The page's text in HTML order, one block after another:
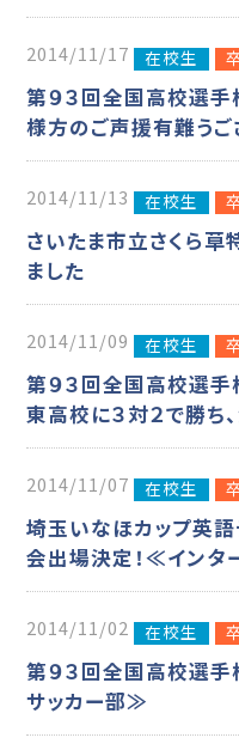
2014/11/17 在校生
第９３回全国高校選
様方のご声援有難う
2014/11/13 在校生
さいたま市立さくら
ました
2014/11/09 在校生
第９３回全国高校選
東高校に３対２で勝
2014/11/07 在校生
埼玉いなほカップ英語
会出場決定！≪インタ
2014/11/02 在校生
第９３回全国高校選
サッカー部≫